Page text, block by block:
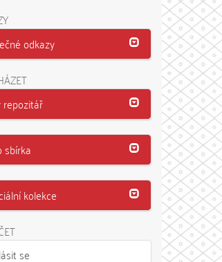
odkazy
repozitář
sbírka
kolekce
se